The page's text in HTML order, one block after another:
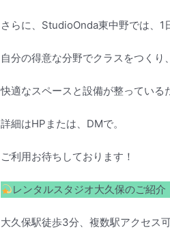
さらに、StudioOnda東中野では、1
自分の得意な分野でクラスをつくり
快適なスペースと設備が整っている
詳細はHPまたは、DMで。
ご利用お待ちしております！
レンタルスタジオ大久保のご紹介
大久保駅徒歩3分、複数駅アクセス